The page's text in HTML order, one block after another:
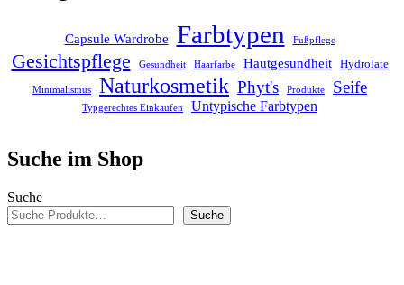
Capsule Wardrobe Farbtypen Fußpflege
Gesichtspflege Gesundheit Haarfarbe Hautgesundheit Hydrolate
Minimalismus Naturkosmetik Phyt's Produkte Seife
Typgerechtes Einkaufen Untypische Farbtypen
Suche im Shop
Suche
Suche